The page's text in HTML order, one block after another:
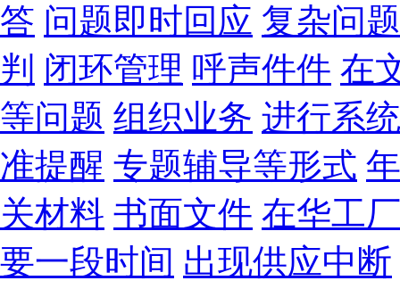
答 问题即时回应 复杂问题
判 闭环管理 呼声件件 在
等问题 组织业务 进行系
准提醒 专题辅导等形式
关材料 书面文件 在华工厂
要一段时间 出现供应中断